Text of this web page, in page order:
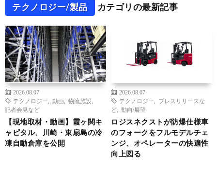
テクノロジー/製品 カテゴリの最新記事
2026.08.07
テクノロジー
動画 物流施設
記者会見など
【現地取材・動画】霞ヶ関キ
ャピタル、川崎・東扇島の冷
凍自動倉庫を公開
2026.08.07
テクノロジー
プレスリリースな
ど
動向/展望
ロジスネクストが防爆仕様車
のフォークをフルモデルチェ
ンジ、オペレーターの快適性
向上図る